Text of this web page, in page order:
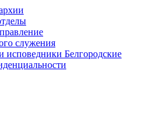
служения
исповедники Белгородские